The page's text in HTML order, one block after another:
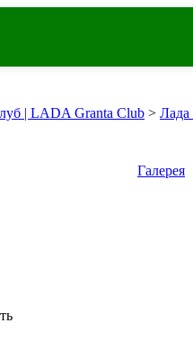
| LADA Granta Club > Лада
Галерея